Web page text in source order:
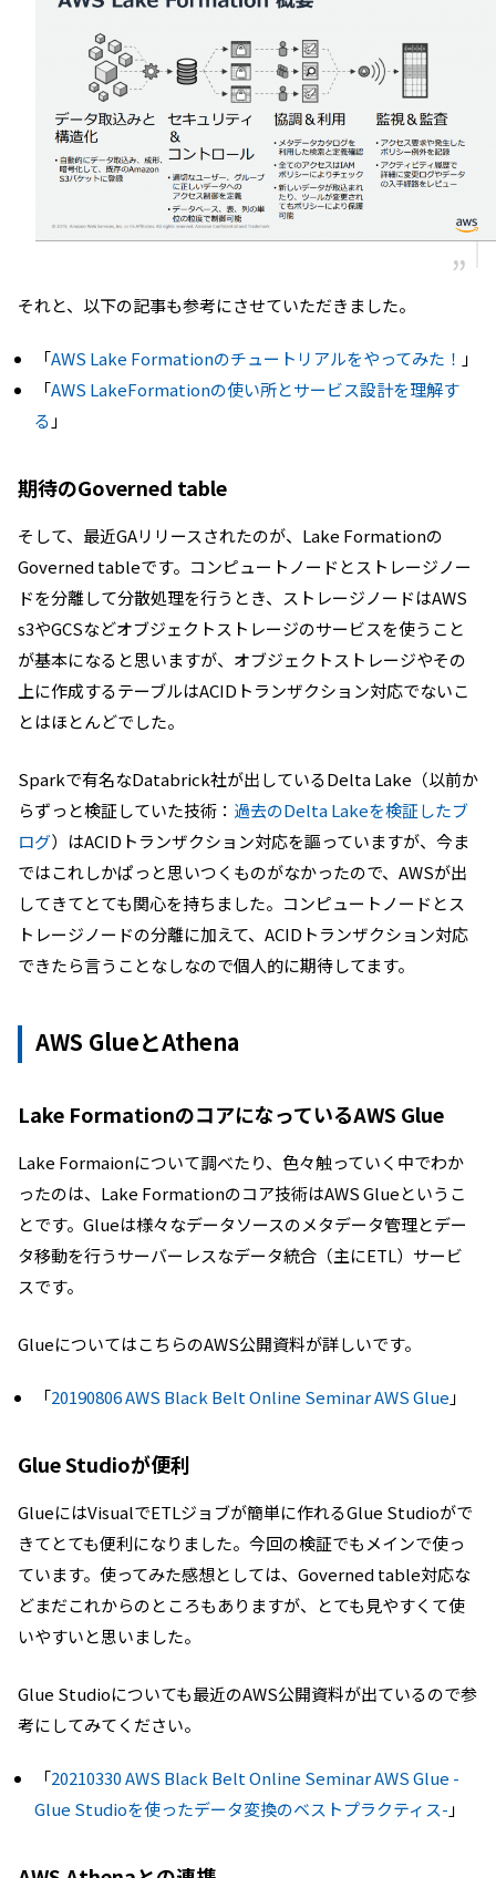
それと、以下の記事も参考にさせていただきました。
「AWS Lake Formationのチュートリアルをやってみた！ 」
「AWS LakeFormationの使い所とサービス設計を理解す
る 」
期待のGoverned table
そして、最近GAリリースされたのが、Lake Formationの
Governed tableです。コンピュートノードとストレージノー
ドを分離して分散処理を行うとき、ストレージノードはAWS
s3やGCSなどオブジェクトストレージのサービスを使うこと
が基本になると思いますが、オブジェクトストレージやその
上に作成するテーブルはACIDトランザクション対応でないこ
とはほとんどでした。
Sparkで有名なDatabrick社が出しているDelta Lake（以前か
らずっと検証していた技術： 過去のDelta Lakeを検証したブ
ログ）はACIDトランザクション対応を謳っていますが、今ま
ではこれしかぱっと思いつくものがなかったので、AWSが出
してきてとても関心を持ちました。コンピュートノードとス
トレージノードの分離に加えて、ACIDトランザクション対応
できたら言うことなしなので個人的に期待してます。
AWS GlueとAthena
Lake FormationのコアになっているAWS Glue
Lake Formaionについて調べたり、色々触っていく中でわか
ったのは、Lake Formationのコア技術はAWS Glueというこ
とです。Glueは様々なデータソースのメタデータ管理とデー
タ移動を行うサーバーレスなデータ統合（主にETL）サービ
スです。
GlueについてはこちらのAWS公開資料が詳しいです。
「20190806 AWS Black Belt Online Seminar AWS Glue 」
Glue Studioが便利
GlueにはVisualでETLジョブが簡単に作れるGlue Studioがで
きてとても便利になりました。今回の検証でもメインで使っ
ています。使ってみた感想としては、Governed table対応な
どまだこれからのところもありますが、とても見やすくて使
いやすいと思いました。
Glue Studioについても最近のAWS公開資料が出ているので参
考にしてみてください。
「20210330 AWS Black Belt Online Seminar AWS Glue -
Glue Studioを使ったデータ変換のベストプラクティス- 」